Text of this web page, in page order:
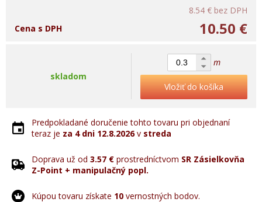
8.54 € bez DPH
10.50 €
Cena s DPH
skladom
m
Vložiť do košíka
Predpokladané doručenie tohto tovaru pri objednaní
teraz je za 4 dni 12.8.2026v streda
Doprava už od 3.57 € prostredníctvom SR Zásielkovňa
Z-Point + manipulačný popl.
Kúpou tovaru získate 10 vernostných bodov.